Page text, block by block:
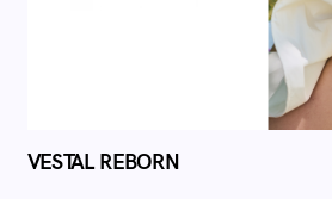
VESTAL REBORN